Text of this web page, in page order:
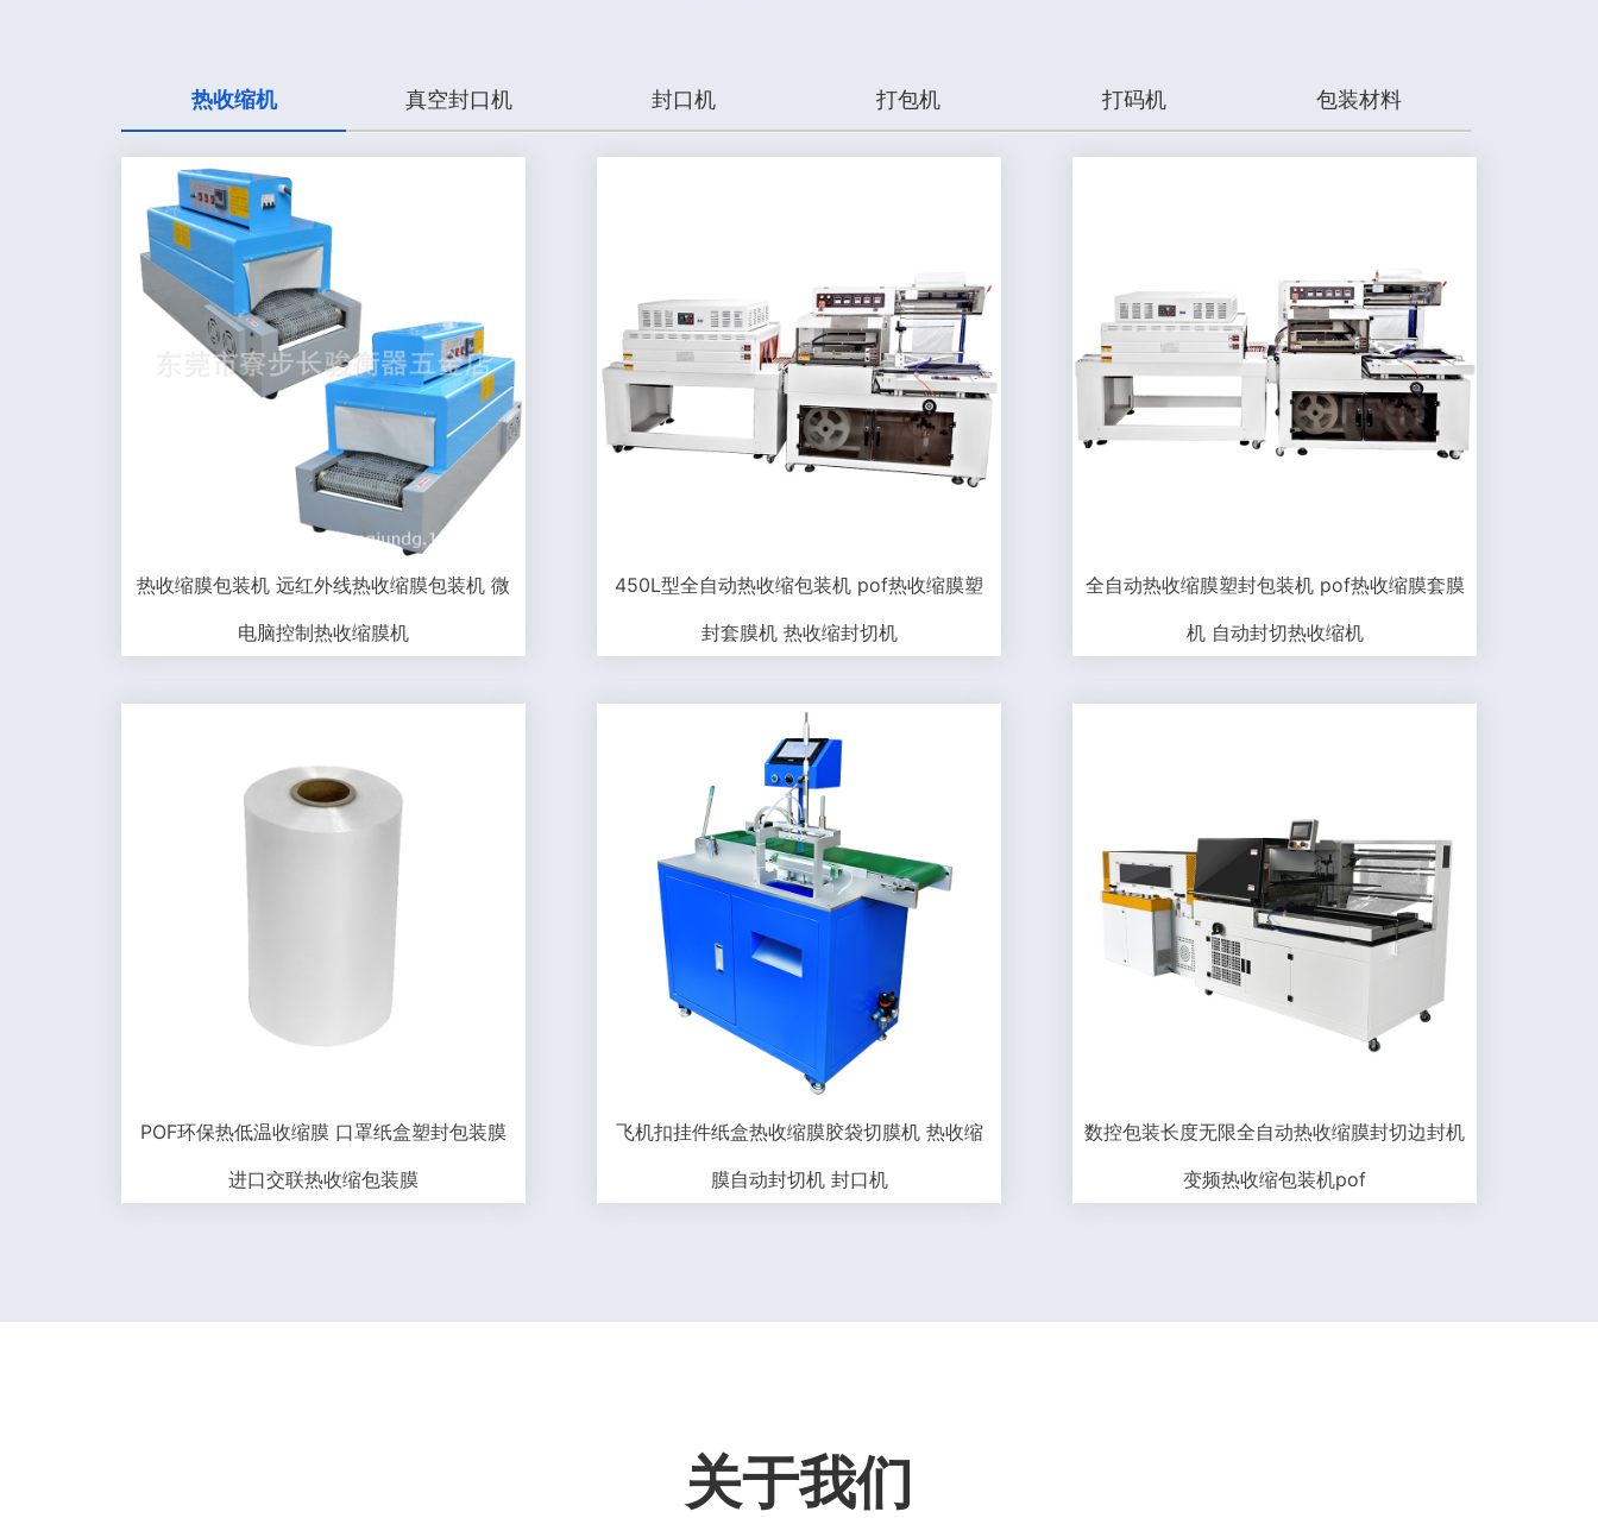
热收缩机 真空封口机 封口机 打包机 打码机 包装材料
热收缩膜包装机 远红外线热收缩膜包装机 微
电脑控制热收缩膜机
450L型全自动热收缩包装机 pof热收缩膜塑
封套膜机 热收缩封切机
全自动热收缩膜塑封包装机 pof热收缩膜套膜
机 自动封切热收缩机
POF环保热低温收缩膜 口罩纸盒塑封包装膜
进口交联热收缩包装膜
飞机扣挂件纸盒热收缩膜胶袋切膜机 热收缩
膜自动封切机 封口机
数控包装长度无限全自动热收缩膜封切边封机
变频热收缩包装机pof
关于我们